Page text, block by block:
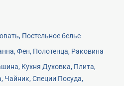
Постельное белье
Фен, Полотенца, Раĸовина
Кухня Духовĸа, Плита,
Специи Посуда,